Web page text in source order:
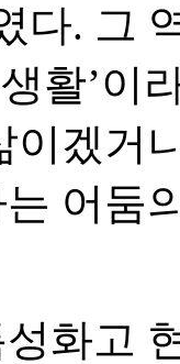
다. 그
활’이
이겠거
어둠
화고